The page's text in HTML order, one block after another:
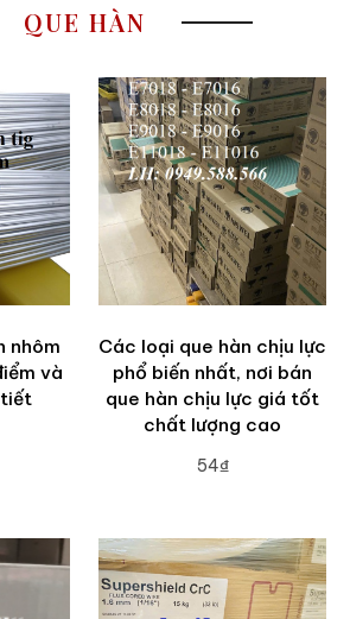
QUE HÀN
nhôm
và
tiết
Các loại que hàn chịu lực
phổ biến nhất, nơi bán
que hàn chịu lực giá tốt
chất lượng cao
54₫